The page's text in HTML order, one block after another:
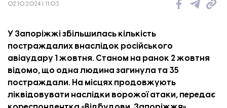
Про нас
02.10.2024 | 11:03
У Запоріжжі збільшилась кількість
постраждалих внаслідок російського
авіаудару 1 жовтня. Станом на ранок 2 жовтня
відомо, що одна людина загинула та 35
постраждали. На місцях продовжують
ліквідовувати наслідки ворожої атаки, передає